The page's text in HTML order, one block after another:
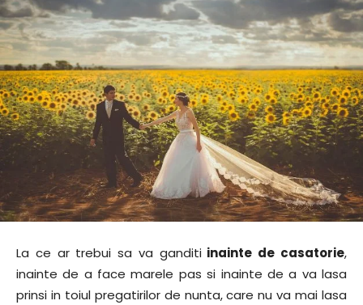
La ce ar trebui sa va ganditiinainte de casatorie,
inainte de a face marele pas si inainte de a va lasa
prinsi in toiul pregatirilor de nunta, care nu va mai lasa